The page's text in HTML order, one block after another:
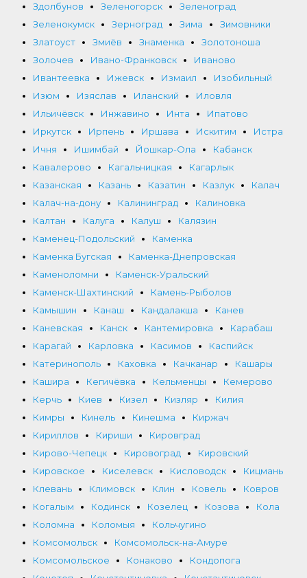
Здолбунов Зеленогорск
Зеленоград
Зеленокумск
Зерноград Зима
Зимовники
Златоуст
Змиёв Знаменка
Золотоноша
Золочев
Ивано-Франковск
Иваново
Ивантеевка
Ижевск Измаил
Изобильный
Изюм
Изяслав Иланский
Иловля
Ильичёвск
Инжавино Инта
Ипатово
Иркутск
Ирпень Иршава Искитим
Истра
Ичня
Ишимбай Йошкар-Ола
Кабанск
Кавалерово
Кагальницкая
Кагарлык
Казанская
Казань Казатин Казлук
Калач
Калач-на-дону
Калининград
Калиновка
Калтан
Калуга Калуш
Калязин
Каменец-Подольский
Каменка
Каменка Бугская
Каменка-Днепровская
Каменоломни
Каменск-Уральский
Каменск-Шахтинский
Камень-Рыболов
Камышин
Канаш Кандалакша
Канев
Каневская
Канск Кантемировка
Карабаш
Карагай
Карловка Касимов
Каспийск
Катеринополь
Каховка Качканар
Кашары
Кашира
Кегичёвка Кельменцы
Кемерово
Керчь
Киев Кизел Кизляр
Килия
Кимры
Кинель Кинешма
Киржач
Кириллов
Кириши
Кировград
Кирово-Чепецк
Кировоград
Кировский
Кировское
Киселевск Кисловодск
Кицмань
Клевань
Климовск Клин Ковель
Ковров
Когалым
Кодинск Козелец Козова
Кола
Коломна
Коломыя
Кольчугино
Комсомольск
Комсомольск-на-Амуре
Комсомольское
Конаково
Кондопога